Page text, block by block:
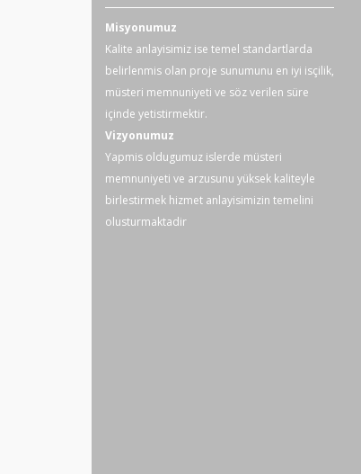
Misyonumuz
Kalite anlayisimiz ise temel standartlarda
belirlenmis olan proje sunumunu en iyi isçilik,
müsteri memnuniyeti ve söz verilen süre
içinde yetistirmektir.
Vizyonumuz
Yapmis oldugumuz islerde müsteri
memnuniyeti ve arzusunu yüksek kaliteyle
birlestirmek hizmet anlayisimizin temelini
olusturmaktadir